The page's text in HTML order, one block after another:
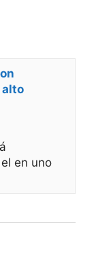
alto
en uno